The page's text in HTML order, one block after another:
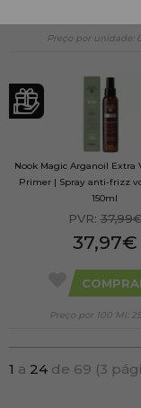
Preço por unidade:
Nook Magic Arganoil Extra
Primer | Spray anti-frizz
150ml
PVR:37,99€
37,97€
Preço por 100 Ml:
1 a 24 de 69 (3